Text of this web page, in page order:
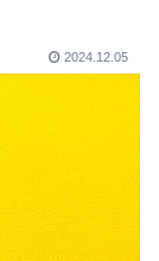
2024.12.05